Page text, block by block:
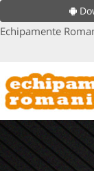
Echipamente